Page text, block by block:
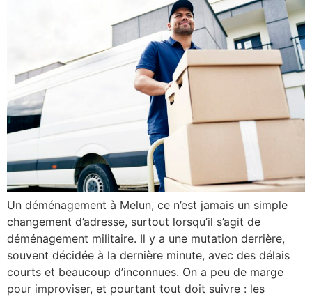
Un déménagement à Melun, ce n’est jamais un simple
changement d’adresse, surtout lorsqu’il s’agit de
déménagement militaire. Il y a une mutation derrière,
souvent décidée à la dernière minute, avec des délais
courts et beaucoup d’inconnues. On a peu de marge
pour improviser, et pourtant tout doit suivre : les